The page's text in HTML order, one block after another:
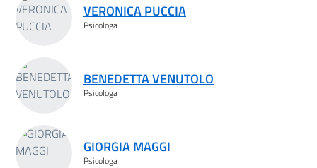
VERONICA PUCCIA
Psicologa
BENEDETTA VENUTOLO
Psicologa
GIORGIA MAGGI
Psicologa